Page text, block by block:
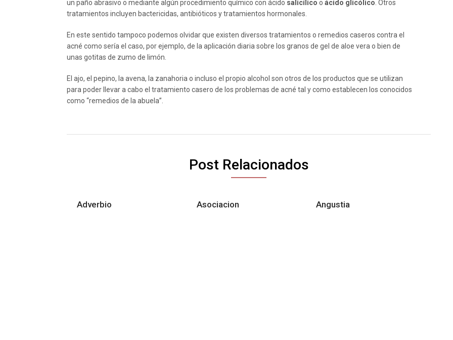
un paño abrasivo o mediante algún procedimiento químico con ácido salicílico o ácido glicólico . Otros
tratamientos incluyen bactericidas, antibióticos y tratamientos hormonales.
En este sentido tampoco podemos olvidar que existen diversos tratamientos o remedios caseros contra el
acné como sería el caso, por ejemplo, de la aplicación diaria sobre los granos de gel de aloe vera o bien de
unas gotitas de zumo de limón.
El ajo, el pepino, la avena, la zanahoria o incluso el propio alcohol son otros de los productos que se utilizan
para poder llevar a cabo el tratamiento casero de los problemas de acné tal y como establecen los conocidos
como “remedios de la abuela”.
Post Relacionados
Adverbio Asociacion Angustia